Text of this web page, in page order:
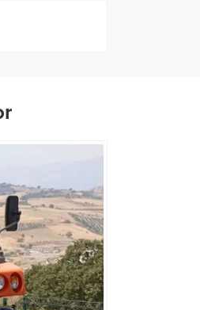
Büyükşehir’den LGS Günü
Öğrenci ve Velilere Tam